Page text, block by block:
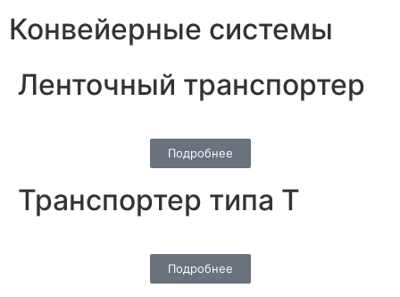
Конвейерные системы
Ленточный транспортер
Подробнее
Транспортер типа Т
Подробнее